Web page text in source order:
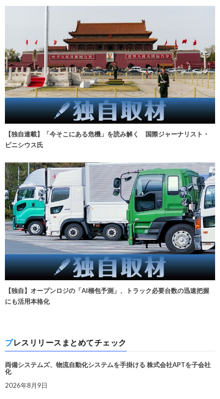
【独自連載】「今そこにある危機」を読み解く 国際ジャーナリスト・
ビニシウス氏
【独自】オープンロジの「AI梱包予測」、トラック必要台数の迅速把握
にも活用本格化
プレスリリースまとめてチェック
両備システムズ、物流自動化システムを手掛ける 株式会社APTを子会社
化
2026年8月9日